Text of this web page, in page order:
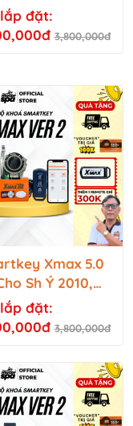
125iđặt:
3,800,000đ
Xmax 5.0
Sh Ý 2010,
PSđặt:
3,800,000đ